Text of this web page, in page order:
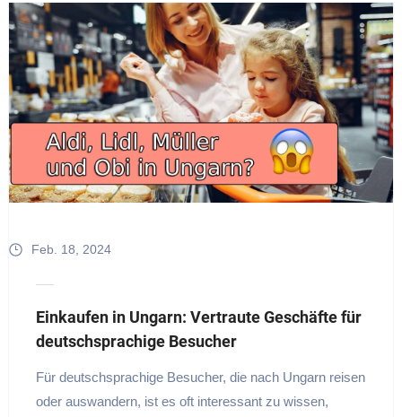
Feb. 18, 2024
Einkaufen in Ungarn: Vertraute Geschäfte für
deutschsprachige Besucher
Für deutschsprachige Besucher, die nach Ungarn reisen
oder auswandern, ist es oft interessant zu wissen,